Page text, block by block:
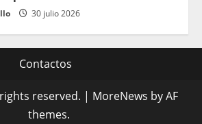
30 julio 2026
Contactos
reserved. | MoreNews by AF
themes.